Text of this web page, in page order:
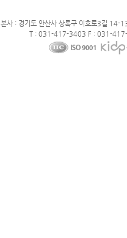
본사 : 경기도 안산사 상록구 이호로3길 14-
T : 031-417-3403 F : 031-